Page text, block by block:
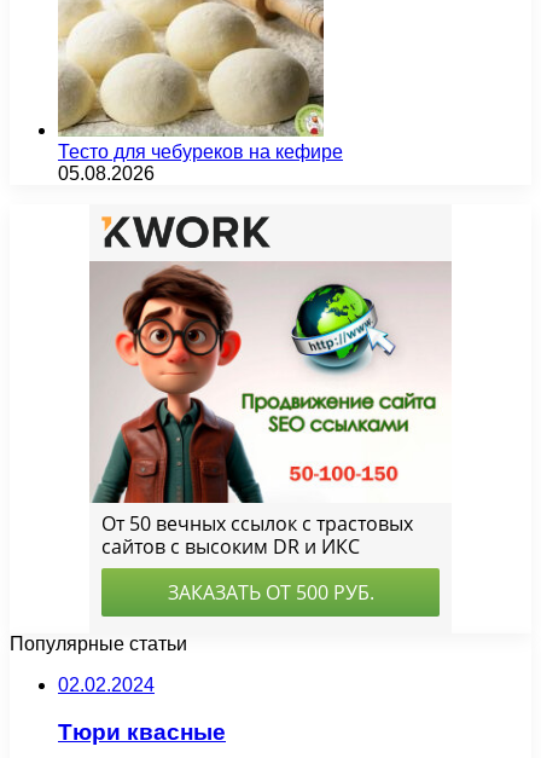
Тесто для чебуреков на кефире
05.08.2026
Популярные статьи
02.02.2024
Тюри квасные